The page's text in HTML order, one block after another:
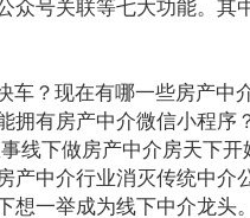
号关联等七大功能。其
？现在有哪一些房产中
拥有房产中介微信小程序
线下做房产中介房天下
产中介行业消灭传统中介
想一举成为线下中介龙头